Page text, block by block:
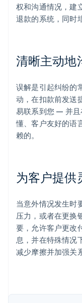
权和沟通情况，建
退款的系统，同时
清晰主动地
误解是引起纠纷的
动，在扣款前发送
易联系到您 — 并且
懂、客户友好的语
赖的。
为客户提供
当意外情况发生时
压力，或者在更换
要，允许客户更改
息，并在特殊情况
减少摩擦并加强关
阿联酋
爱沙尼亚
奥地利
DeutschEnglish
澳大利亚
English
巴西
Português